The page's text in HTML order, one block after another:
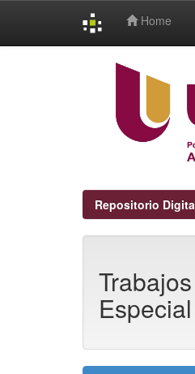
Home
Repositorio
Especial